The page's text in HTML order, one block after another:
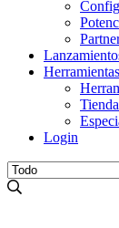
Herramientas
Login